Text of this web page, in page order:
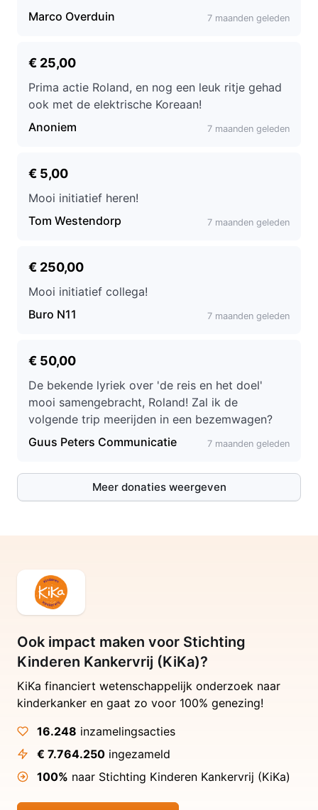
Marco Overduin 7 maanden geleden
€ 25,00
Prima actie Roland, en nog een leuk ritje gehad
ook met de elektrische Koreaan!
Anoniem
7 maanden geleden
€ 5,00
Mooi initiatief heren!
Tom Westendorp
7 maanden geleden
€ 250,00
Mooi initiatief collega!
Buro N11
7 maanden geleden
€ 50,00
De bekende lyriek over 'de reis en het doel'
mooi samengebracht, Roland! Zal ik de
volgende trip meerijden in een bezemwagen?
Guus Peters Communicatie
7 maanden geleden
Meer donaties weergeven
Ook impact maken voor Stichting
Kinderen Kankervrij (KiKa)?
KiKa financiert wetenschappelijk onderzoek naar
kinderkanker en gaat zo voor 100% genezing!
16.248 inzamelingsacties
€ 7.764.250 ingezameld
100% naar Stichting Kinderen Kankervrij (KiKa)